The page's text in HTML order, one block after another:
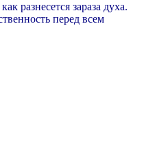
разнесется зараза духа.
перед всем